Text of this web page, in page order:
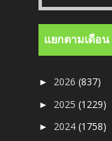
แยกตามเดือน
► 2026(837)
► 2025(1229)
► 2024(1758)